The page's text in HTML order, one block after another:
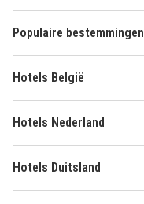
Populaire bestemmingen
Hotels België
Hotels Nederland
Hotels Duitsland